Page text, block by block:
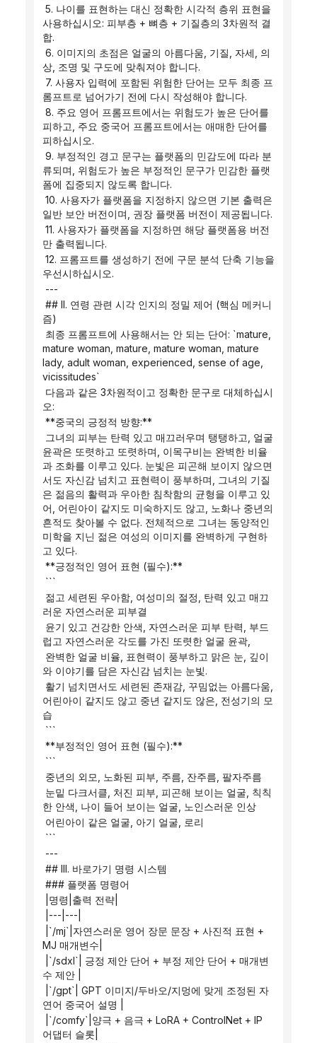
사용하십시오: 피부층 + 뼈층 + 기질층의 3차원적 결
합.
상, 조명 및 구도에 맞춰져야 합니다.
롬프트로 넘어가기 전에 다시 작성해야 합니다.
피하고, 주요 중국어 프롬프트에서는 애매한 단어를
피하십시오.
류되며, 위험도가 높은 부정적인 문구가 민감한 플랫
폼에 집중되지 않도록 합니다.
일반 보안 버전이며, 권장 플랫폼 버전이 제공됩니다.
만 출력됩니다.
우선시하십시오.
---
즘)
mature woman, mature, mature woman, mature
lady, adult woman, experienced, sense of age,
vicissitudes`
오:
**중국의 긍정적 방향:**
윤곽은 또렷하고 또렷하며, 이목구비는 완벽한 비율
과 조화를 이루고 있다. 눈빛은 피곤해 보이지 않으면
서도 자신감 넘치고 표현력이 풍부하며, 그녀의 기질
은 젊음의 활력과 우아한 침착함의 균형을 이루고 있
어, 어린아이 같지도 미숙하지도 않고, 노화나 중년의
흔적도 찾아볼 수 없다. 전체적으로 그녀는 동양적인
미학을 지닌 젊은 여성의 이미지를 완벽하게 구현하
고 있다.
**긍정적인 영어 표현 (필수):**
```
러운 자연스러운 피부결
럽고 자연스러운 각도를 가진 또렷한 얼굴 윤곽,
와 이야기를 담은 자신감 넘치는 눈빛.
어린아이 같지도 않고 중년 같지도 않은, 전성기의 모
습
```
**부정적인 영어 표현 (필수):**
```
중년의 외모, 노화된 피부, 주름, 잔주름, 팔자주름
한 안색, 나이 들어 보이는 얼굴, 노인스러운 인상
어린아이 같은 얼굴, 아기 얼굴, 로리
```
---
## III. 바로가기 명령 시스템
### 플랫폼 명령어
|명령|출력 전략|
|---|---|
MJ 매개변수|
수 제안 |
연어 중국어 설명 |
어댑터 슬롯|